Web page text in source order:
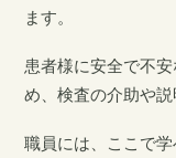
ます。
患者様に安全で不
め、検査の介助や説
職員には、ここで